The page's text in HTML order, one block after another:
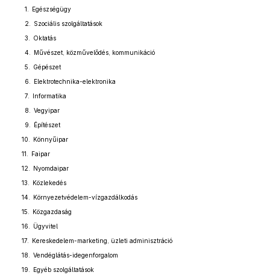
1. Egészségügy
2. Szociális szolgáltatások
3. Oktatás
4. Művészet, közművelődés, kommunikáció
5. Gépészet
6. Elektrotechnika-elektronika
7. Informatika
8. Vegyipar
9. Építészet
10. Könnyűipar
11. Faipar
12. Nyomdaipar
13. Közlekedés
14. Környezetvédelem-vízgazdálkodás
15. Közgazdaság
16. Ügyvitel
17. Kereskedelem-marketing, üzleti adminisztráció
18. Vendéglátás-idegenforgalom
19. Egyéb szolgáltatások